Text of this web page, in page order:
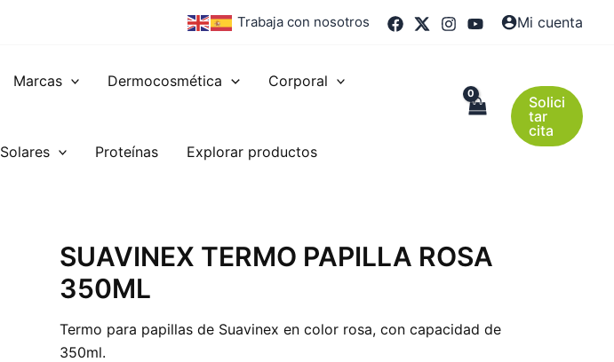
Trabaja con nosotros Mi cuenta
Marcas Dermocosmética Corporal
Solares Proteínas Explorar productos
Solici
tar
cita
SUAVINEX TERMO PAPILLA ROSA
350ML
Termo para papillas de Suavinex en color rosa, con capacidad de
350ml.
SUAVINEX
TERMO
PAPILLA
ROSA
cantidad